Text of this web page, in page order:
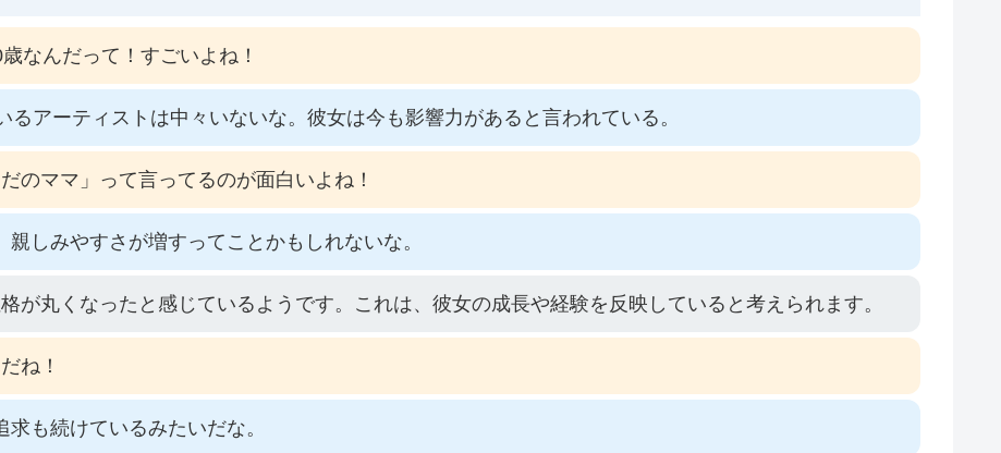
なんだって！すごいよね！
アーティストは中々いないな。彼女は今も影響力があると言われている。
のママ」って言ってるのが面白いよね！
しみやすさが増すってことかもしれないな。
が丸くなったと感じているようです。これは、彼女の成長や経験を反映していると考えられます。
ね！
も続けているみたいだな。